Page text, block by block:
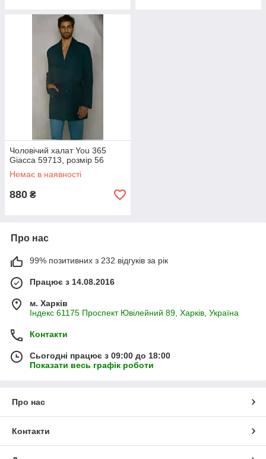
Чоловічий халат You 365
Giacca 59713, розмір 56
Немає в наявності
880 ₴
Про нас
99% позитивних з 232 відгуків за рік
Працює з 14.08.2016
м. Харків
Індекс 61175 Проспект Ювілейний 89, Харків, Україна
Контакти
Сьогодні працює з 09:00 до 18:00
Показати весь графік роботи
Про нас
Контакти